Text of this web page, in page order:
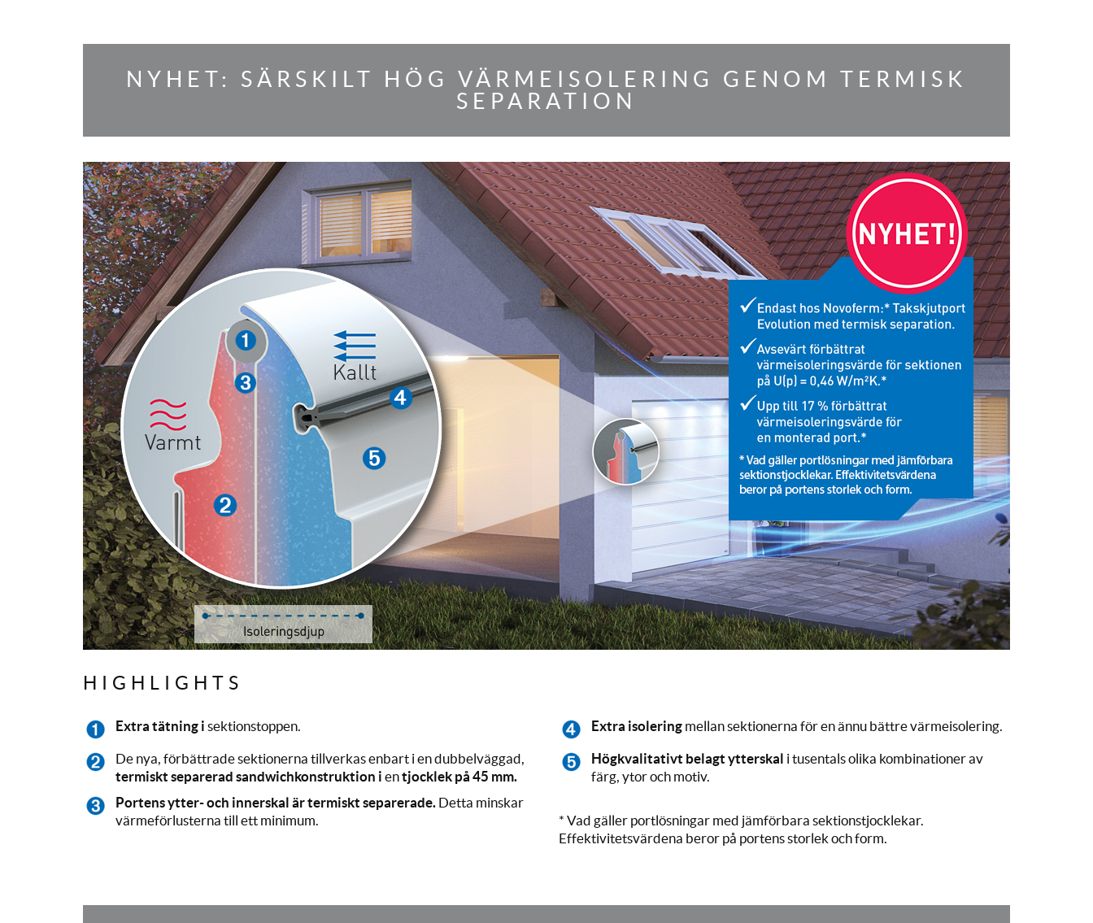
NYHET: SÄRSKILT HÖG VÄRMEISOLERING GENOM TERMISK
SEPARATION
HIGHLIGHTS
Extra tätning i sektionstoppen.
De nya, förbättrade sektionerna tillverkas enbart i en dubbelväggad,
termiskt separerad sandwichkonstruktion i entjocklek på 45 mm.
Portens ytter- och innerskal är termiskt separerade. Detta minskar
värmeförlusterna till ett minimum.
Extra isolering mellan sektionerna för en ännu bättre värmeisolering.
Högkvalitativt belagt ytterskal i tusentals olika kombinationer av
färg, ytor och motiv.
* Vad gäller portlösningar med jämförbara sektionstjocklekar.
Effektivitetsvärdena beror på portens storlek och form.